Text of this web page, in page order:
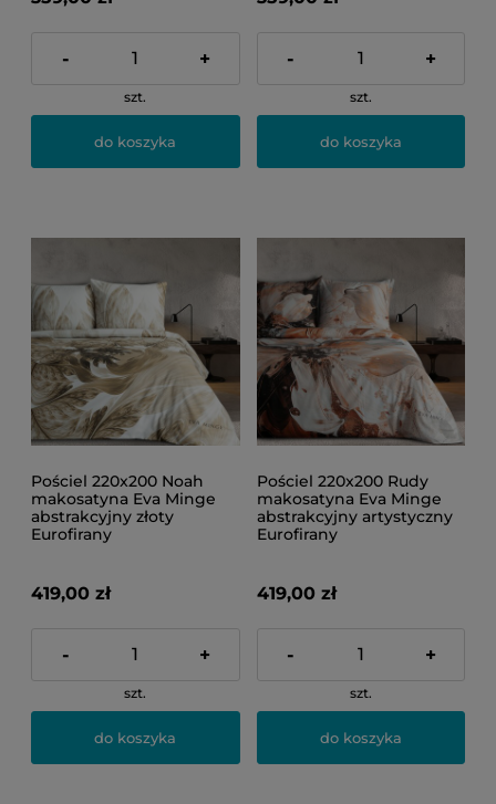
- +
szt.
do koszyka
- +
szt.
do koszyka
Pościel 220x200 Noah
makosatyna Eva Minge
abstrakcyjny złoty
Eurofirany
419,00 zł
- +
szt.
do koszyka
Pościel 220x200 Rudy
makosatyna Eva Minge
abstrakcyjny artystyczny
Eurofirany
419,00 zł
- +
szt.
do koszyka